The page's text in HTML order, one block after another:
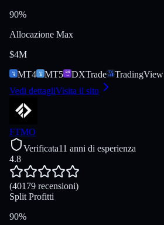
90%
Allocazione Max
$4M
MT4
MT5 DXTrade
TradingView
Vedi dettagliVisita il sito
FTMO
Verificata11 anni di esperienza
4.8
(40179 recensioni)
Split Profitti
90%